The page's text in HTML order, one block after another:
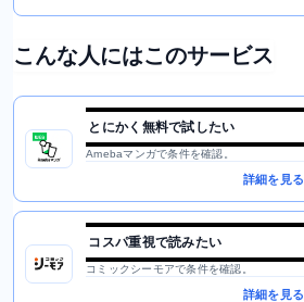
こんな人にはこのサービス
とにかく無料で試したい
Amebaマンガで条件を確認。
詳細を見る
コスパ重視で読みたい
コミックシーモアで条件を確認。
詳細を見る